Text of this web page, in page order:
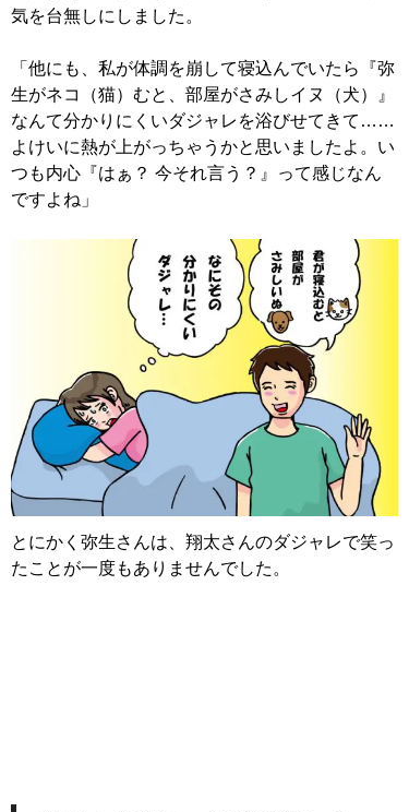
気を台無しにしました。
「他にも、私が体調を崩して寝込んでいたら『弥
生がネコ（猫）むと、部屋がさみしイヌ（犬）』
なんて分かりにくいダジャレを浴びせてきて……
よけいに熱が上がっちゃうかと思いましたよ。い
つも内心『はぁ？ 今それ言う？』って感じなん
ですよね」
とにかく弥生さんは、翔太さんのダジャレで笑っ
たことが一度もありませんでした。